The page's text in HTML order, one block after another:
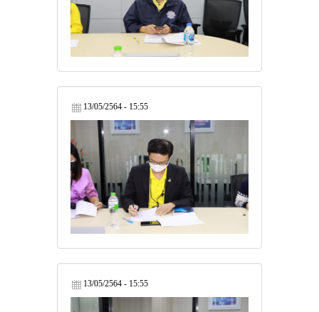
13/05/2564 - 15:55
13/05/2564 - 15:55